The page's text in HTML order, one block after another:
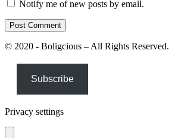
Notify me of new posts by email.
© 2020 - Boligcious – All Rights Reserved.
Subscribe
Privacy settings